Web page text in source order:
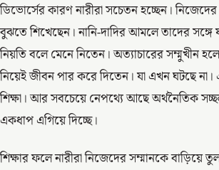
ডিভোর্সের কারণ নারীরা সচেতন হচ্ছেন।
বুঝতে শিখেছেন। নানি-দাদির আমলে তাদের সঙ্গে
নিয়তি বলে মেনে নিতেন। অত্যাচারের সম্মুখীন
নিয়েই জীবন পার করে দিতেন। যা এখন ঘটছে
শিক্ষা। আর সবচেয়ে নেপথ্যে আছে অর্থনৈতিক
একধাপ এগিয়ে দিচ্ছে।
শিক্ষার ফলে নারীরা নিজেদের সম্মানকে বাড়িয়ে